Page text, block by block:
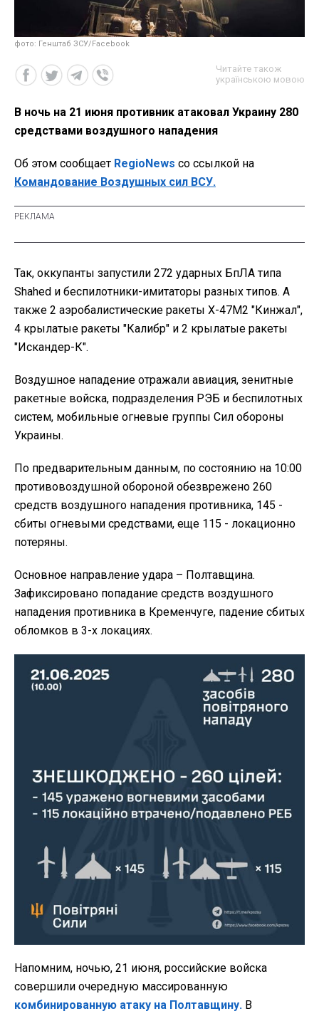
фото: Генштаб ЗСУ/Facebook
Читайте також
українською мовою
В ночь на 21 июня противник атаковал Украину 280
средствами воздушного нападения
Об этом сообщает RegioNews со ссылкой на
Командование Воздушных сил ВСУ.
Так, оккупанты запустили 272 ударных БпЛА типа
Shahed и беспилотники-имитаторы разных типов. А
также 2 аэробалистические ракеты Х-47М2 "Кинжал",
4 крылатые ракеты "Калибр" и 2 крылатые ракеты
"Искандер-К".
Воздушное нападение отражали авиация, зенитные
ракетные войска, подразделения РЭБ и беспилотных
систем, мобильные огневые группы Сил обороны
Украины.
По предварительным данным, по состоянию на 10:00
противовоздушной обороной обезврежено 260
средств воздушного нападения противника, 145 -
сбиты огневыми средствами, еще 115 - локационно
потеряны.
Основное направление удара – Полтавщина.
Зафиксировано попадание средств воздушного
нападения противника в Кременчуге, падение сбитых
обломков в 3-х локациях.
Напомним, ночью, 21 июня, российские войска
совершили очередную массированную
комбинированную атаку на Полтавщину. В